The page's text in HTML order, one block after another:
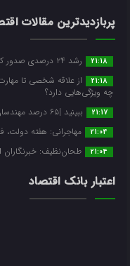
پربازدیدترین مقالات
21:18 رشد ۲۴ درصدی صدور کارت‌های بازرگانی در گرگان
21:18
از علاقه شخصی تا
چه ویژگی‌هایی دارد؟
21:17 ببینید |۶۵ درصد مهندسان کشاورزی بیکارند یا شغل تخصصی ندارند
21:04 مهاجرانی: هفته دولت،
21:04 طحان‌نظیف: خبرنگاران
اعتبار بانک اقتصاد